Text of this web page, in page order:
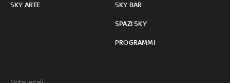
SKY ARTE SKY BAR
SPAZI SKY
PROGRAMMI